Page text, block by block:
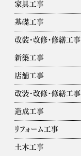
家具工事
基礎工事
改装・改修・修繕工事
新築工事
店舗工事
改装・改修・修繕工事
造成工事
リフォーム工事
土木工事